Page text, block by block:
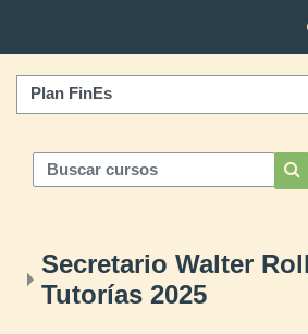
Categorías del curso
Buscar cursos
Secretario Walter
Tutorías 2025